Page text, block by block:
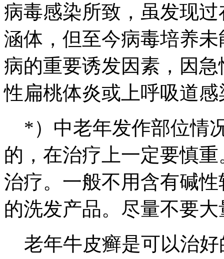
病毒感染所致，虽发现
涵体，但至今病毒培养
病的重要诱发因素，因
性扁桃体炎或上呼吸道感
*）中老年发作部位情
的，在治疗上一定要慎
治疗。一般不用含有碱
的洗发产品。尽量不要
老年牛皮癣是可以治好